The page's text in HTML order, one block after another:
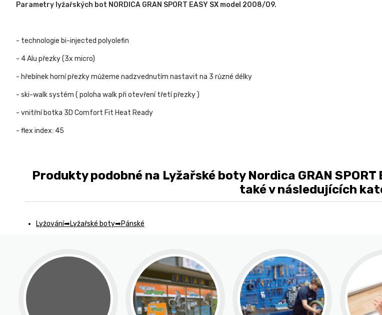
Parametry lyžařských bot NORDICA GRAN SPORT EASY SX model 2008/09.
- technologie bi-injected polyolefin
- 4 Alu přezky (3x micro)
- hřebínek horní přezky můžeme nadzvednutím nastavit na 3 různé délky
- ski-walk systém ( poloha walk při otevření třetí přezky )
- vnitřní botka 3D Comfort Fit Heat Ready
- flex index: 45
Produkty podobné na Lyžařské boty Nordica GRAN
také v následujících
Lyžování Lyžařské boty Pánské